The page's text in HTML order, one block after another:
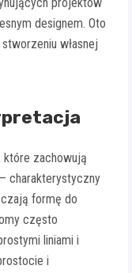
designem. Oto
własnej
które zachowują
charakterystyczny
formę do
często
liniami i
i